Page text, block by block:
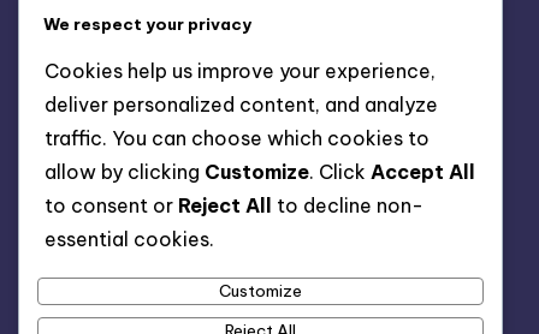
Conditions Générales
Catégories
Estimation du coût de rénovation de maison
Planification du calendrier de rénovation domiciliaire
Recherche d'Entrepreneur en Rénovation de Maison
Règlementation et Permis de Rénovation de Maison
Tendances de Design de Rénovation de Maison
We respect your privacy
Cookies help us improve your experience,
deliver personalized content, and analyze
traffic. You can choose which cookies to
allow by clicking Customize. Click Accept All
to consent or Reject All
to decline non-
essential cookies.
Customize